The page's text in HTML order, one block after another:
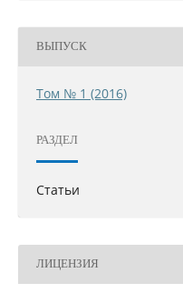
ВЫПУСК
Том № 1 (2016)
РАЗДЕЛ
Статьи
ЛИЦЕНЗИЯ